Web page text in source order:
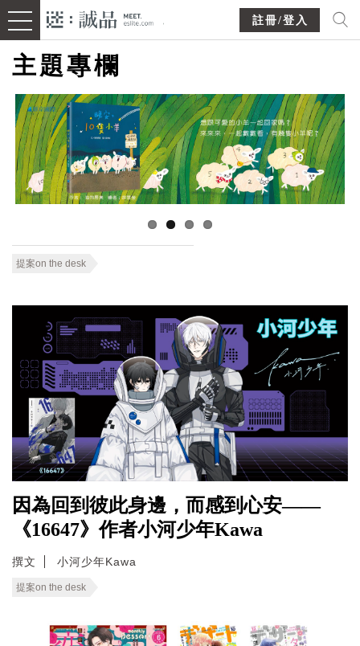
註冊/登入
主題專欄
提案on the desk
因為回到彼此身邊，而感到心安——
《16647》作者小河少年Kawa
撰文 小河少年Kawa
提案on the desk